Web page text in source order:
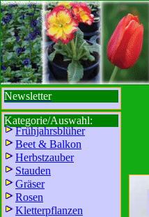
sbisbbib
Newsletter
Kategorie/Auswahl:
Frühjahrsblüher
Beet & Balkon
Herbstzauber
Stauden
Gräser
Rosen
Kletterpflanzen